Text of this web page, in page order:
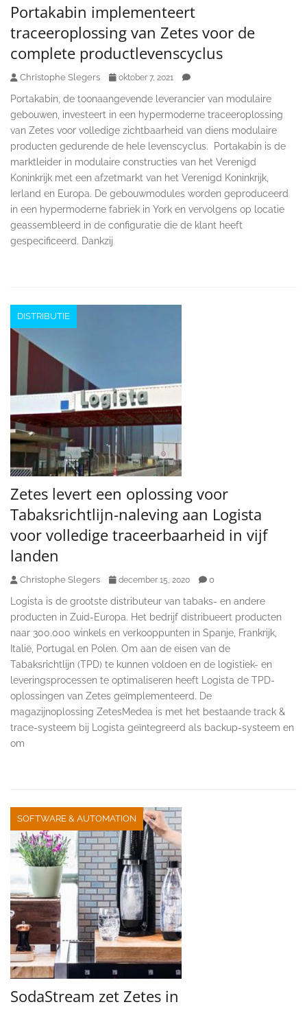
Portakabin implementeert
traceeroplossing van Zetes voor de
complete productlevenscyclus
Christophe Slegers oktober 7, 2021
Portakabin, de toonaangevende leverancier van modulaire
gebouwen, investeert in een hypermoderne traceeroplossing
van Zetes voor volledige zichtbaarheid van diens modulaire
producten gedurende de hele levenscyclus. Portakabin is de
marktleider in modulaire constructies van het Verenigd
Koninkrijk met een afzetmarkt van het Verenigd Koninkrijk,
Ierland en Europa. De gebouwmodules worden geproduceerd
in een hypermoderne fabriek in York en vervolgens op locatie
geassembleerd in de configuratie die de klant heeft
gespecificeerd. Dankzij
DISTRIBUTIE
Zetes levert een oplossing voor
Tabaksrichtlijn-naleving aan Logista
voor volledige traceerbaarheid in vijf
landen
Christophe Slegers december 15, 2020 0
Logista is de grootste distributeur van tabaks- en andere
producten in Zuid-Europa. Het bedrijf distribueert producten
naar 300.000 winkels en verkooppunten in Spanje, Frankrijk,
Italië, Portugal en Polen. Om aan de eisen van de
Tabaksrichtlijn (TPD) te kunnen voldoen en de logistiek- en
leveringsprocessen te optimaliseren heeft Logista de TPD-
oplossingen van Zetes geïmplementeerd. De
magazijnoplossing ZetesMedea is met het bestaande track &
trace-systeem bij Logista geïntegreerd als backup-systeem en
om
SOFTWARE & AUTOMATION
SodaStream zet Zetes in